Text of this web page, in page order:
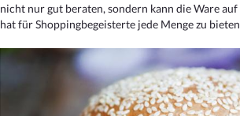
nicht nur gut beraten, sondern kann die Ware
hat für Shoppingbegeisterte jede Menge zu